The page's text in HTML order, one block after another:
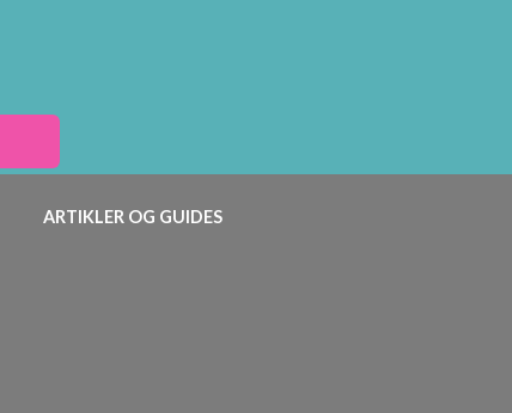
ARTIKLER OG GUIDES